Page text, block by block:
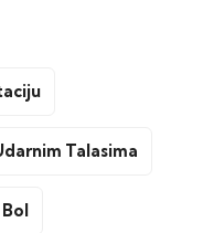
Talasima